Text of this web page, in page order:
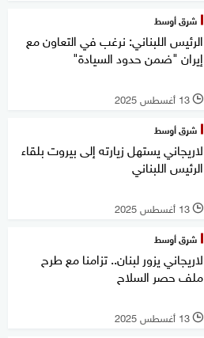
شرق أوسط
الرئيس اللبناني: نرغب في التعاون مع
إيران "ضمن حدود السيادة"
l 13 أغسطس 2025
شرق أوسط
لاريجاني يستهل زيارته إلى بيروت بلقاء
الرئيس اللبناني
l 13 أغسطس 2025
شرق أوسط
لاريجاني يزور لبنان.. تزامنا مع طرح
ملف حصر السلاح
l 13 أغسطس 2025